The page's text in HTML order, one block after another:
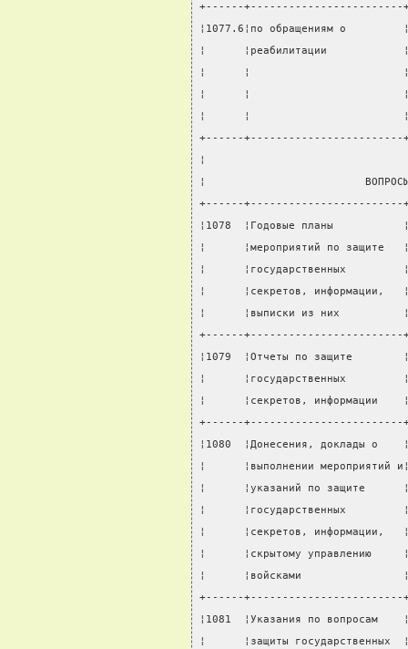
+------+------------------------
¦1077.6¦по обращениям о
¦      ¦реабилитации
¦      ¦                        ¦
¦      ¦                        ¦
¦      ¦                        ¦
+------+------------------------
¦
¦                         ВОПРОСЫ
+------+------------------------
¦1078  ¦Годовые планы
¦      ¦мероприятий по
¦
¦      ¦секретов,
¦      ¦выписки из них
+------+------------------------
¦1079  ¦Отчеты по защите
¦
¦      ¦секретов,
+------+------------------------
¦1080  ¦Донесения,
¦      ¦выполнении
¦      ¦указаний по
¦
¦      ¦секретов,
¦      ¦скрытому
¦      ¦войсками
+------+------------------------
¦1081  ¦Указания по
¦      ¦защиты